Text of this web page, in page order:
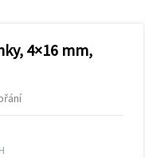
4×16 mm,